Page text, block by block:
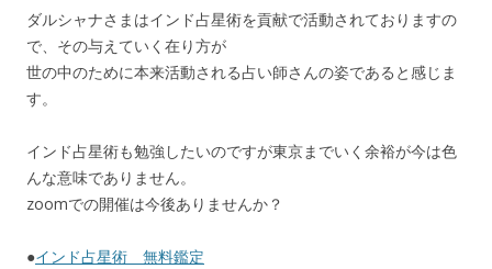
ダルシャナさまはインド占星術を貢献で活動されておりますの
で、その与えていく在り方が
世の中のために本来活動される占い師さんの姿であると感じま
す。
インド占星術も勉強したいのですが東京までいく余裕が今は色
んな意味でありません。
zoomでの開催は今後ありませんか？
●インド占星術 無料鑑定